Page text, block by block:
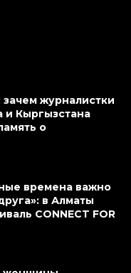
зачем журналистки
и Кыргызстана
о
времена важно
в Алматы
CONNECT FOR